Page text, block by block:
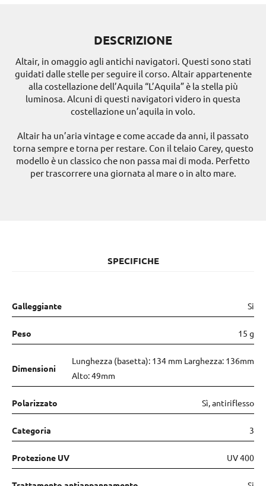
DESCRIZIONE
Altair, in omaggio agli antichi navigatori. Questi sono stati
guidati dalle stelle per seguire il corso. Altair appartenente
alla costellazione dell’Aquila “L’Aquila” è la stella più
luminosa. Alcuni di questi navigatori videro in questa
costellazione un’aquila in volo.
Altair ha un’aria vintage e come accade da anni, il passato
torna sempre e torna per restare. Con il telaio Carey, questo
modello è un classico che non passa mai di moda. Perfetto
per trascorrere una giornata al mare o in alto mare.
SPECIFICHE
Galleggiante Si
Peso 15 g
Dimensioni
Lunghezza (basetta): 134 mm Larghezza: 136mm
Alto: 49mm
Polarizzato Sì, antiriflesso
Categoria 3
Protezione UV UV 400